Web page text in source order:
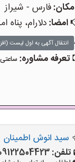
مکان:فارس - شیراز
امضا: دلارام،
انتقال آگهی به اول لیست
تعرفه مشاوره:ساعتی ۷۰۰ هزار
سید انوش اطمینان
تلفن: